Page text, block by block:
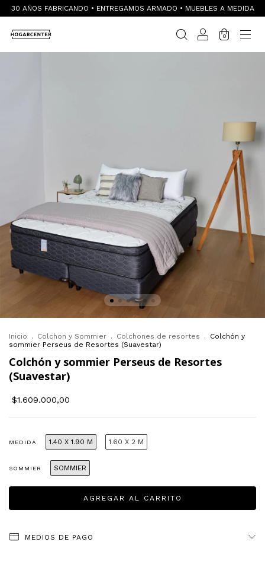
30 AÑOS FABRICANDO • ENTREGAMOS ARMADO • MUEBLES A MEDIDA
0
Inicio . Colchon y Sommier . Colchones de resortes .
Colchón y
sommier Perseus de Resortes (Suavestar)
Colchón y sommier Perseus de Resortes
(Suavestar)
$1.609.000,00
MEDIDA 1.40 X 1.90 M 1.60 X 2 M
SOMMIER SOMMIER
MEDIOS DE PAGO